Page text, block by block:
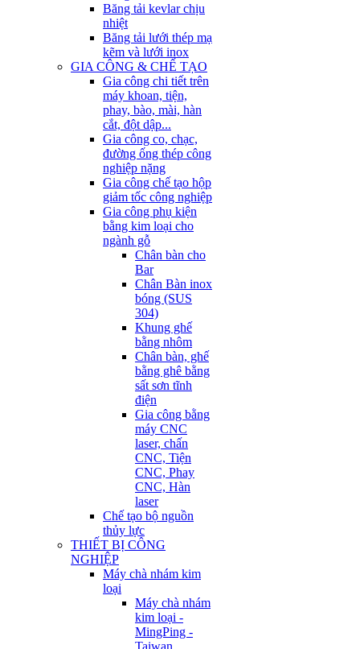
Băng tải kevlar chịu
nhiệt
Băng tải lưới thép mạ
kẽm và lưới inox
GIA CÔNG & CHẾ TẠO
Gia công chi tiết trên
máy khoan, tiện,
phay, bào, mài, hàn
cắt, đột dập...
Gia công co, chạc,
đường ống thép công
nghiệp nặng
Gia công chế tạo hộp
giảm tốc công nghiệp
Gia công phụ kiện
bằng kim loại cho
ngành gỗ
Chân bàn cho
Bar
Chân Bàn inox
bóng (SUS
304)
Khung ghế
bằng nhôm
Chân bàn, ghế
bằng ghê bằng
sất sơn tĩnh
điện
Gia công bằng
máy CNC
laser, chấn
CNC, Tiện
CNC, Phay
CNC, Hàn
laser
Chế tạo bộ nguồn
thủy lực
THIẾT BỊ CÔNG
NGHIỆP
Máy chà nhám kim
loại
Máy chà nhám
kim loại -
MingPing -
Taiwan